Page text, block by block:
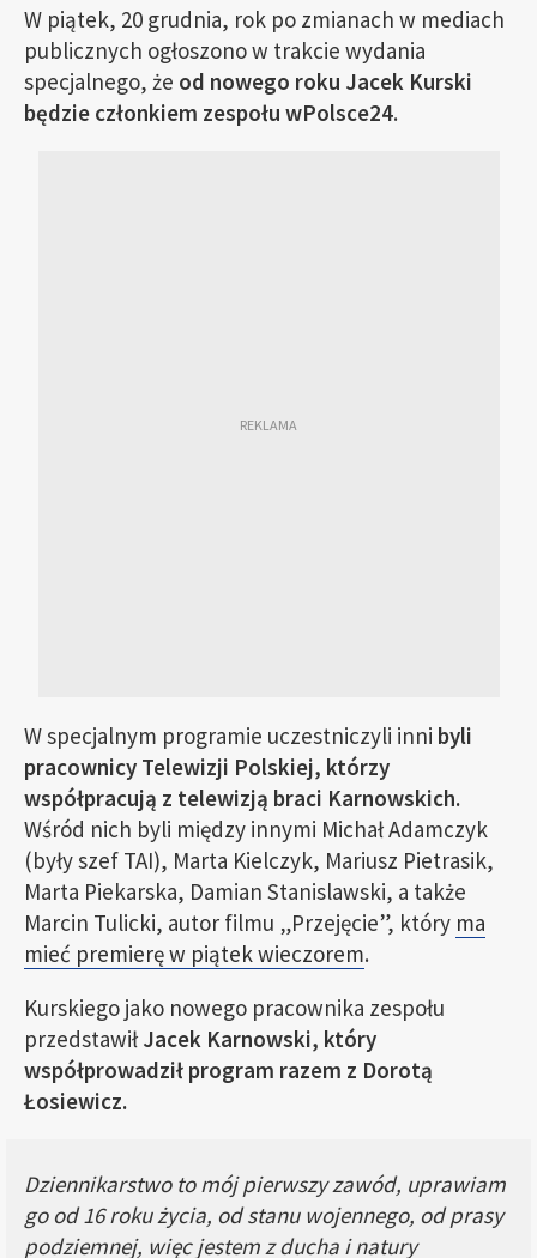
W piątek, 20 grudnia, rok po zmianach w mediach
publicznych ogłoszono w trakcie wydania
specjalnego, że od nowego roku Jacek Kurski
będzie członkiem zespołu wPolsce24.
W specjalnym programie uczestniczyli inni byli
pracownicy Telewizji Polskiej, którzy
współpracują z telewizją braci Karnowskich.
Wśród nich byli między innymi Michał Adamczyk
(były szef TAI), Marta Kielczyk, Mariusz Pietrasik,
Marta Piekarska, Damian Stanislawski, a także
Marcin Tulicki, autor filmu „Przejęcie”, który ma
mieć premierę w piątek wieczorem.
Kurskiego jako nowego pracownika zespołu
przedstawił Jacek Karnowski, który
współprowadził program razem z Dorotą
Łosiewicz.
Dziennikarstwo to mój pierwszy zawód, uprawiam
go od 16 roku życia, od stanu wojennego, od prasy
podziemnej, więc jestem z ducha i natury